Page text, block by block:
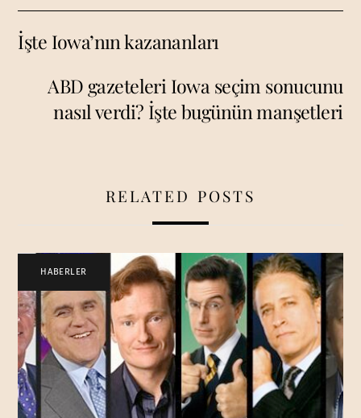
İşte Iowa’nın kazananları
ABD gazeteleri Iowa seçim sonucunu
nasıl verdi? İşte bugünün manşetleri
RELATED POSTS
HABERLER